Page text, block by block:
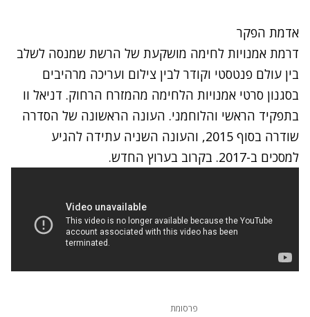
אדמת הפקר
דרמת אמנויות לחימה מושקעת של הרשת שמנסה לשלב
בין עולם פנטסטי וקודר לבין צילום ועריכה מרהיבים
בסגנון סרטי אמנויות הלחימה מהמזרח הרחוק. דניאל וו
בתפקיד הראשי והלוחמני. העונה הראשונה של הסדרה
שודרה בסוף 2015, והעונה השניה עתידה להגיע
למסכים ב-2017. בקרוב בערוץ החדש.
פרסומת